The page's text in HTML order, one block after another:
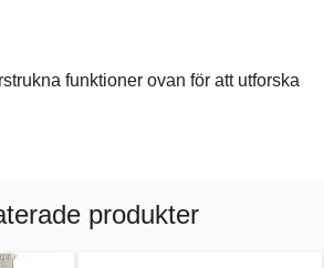
funktioner ovan för att utforska
produkter